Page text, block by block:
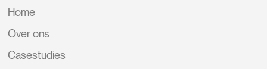
Home
Over ons
Casestudies